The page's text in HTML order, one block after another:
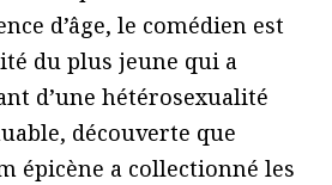
d’âge, le comédien est
du plus jeune qui a
d’une hétérosexualité
découverte que
épicène a collectionné les